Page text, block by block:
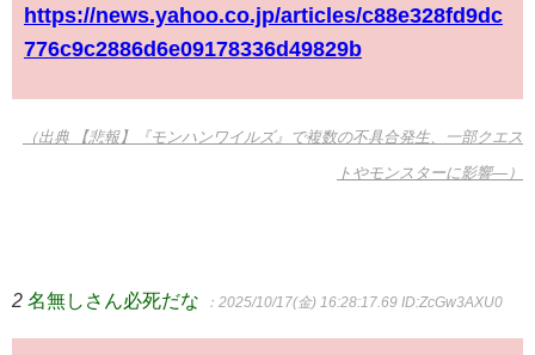
https://news.yahoo.co.jp/articles/c88e328fd9dc
776c9c2886d6e09178336d49829b
（出典 【悲報】『モンハンワイルズ』で複数の不具合発生、一部クエス
トやモンスターに影響―）
2 名無しさん必死だな ：2025/10/17(金) 16:28:17.69 ID:ZcGw3AXU0